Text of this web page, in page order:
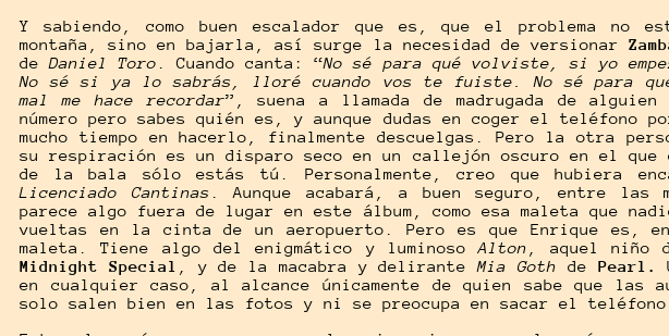
Y sabiendo, como buen escalador que es, que el problema no
montaña, sino en bajarla, así surge la necesidad de versionar
deDaniel Toro . Cuando canta: “No sé para qué volviste, si yo
No sé si ya lo sabrás, lloré cuando vos te fuiste. No sé para
mal me hace recordar”, suena a llamada de madrugada de alguien
número pero sabes quién es, y aunque dudas en coger el teléfono
mucho tiempo en hacerlo, finalmente descuelgas. Pero la otra
su respiración es un disparo seco en un callejón oscuro en el
de la bala sólo estás tú. Personalmente, creo que hubiera
Licenciado Cantinas
. Aunque acabará, a buen seguro, entre las
parece algo fuera de lugar en este álbum, como esa maleta que
vueltas en la cinta de un aeropuerto. Pero es que Enrique es,
maleta. Tiene algo del enigmático y luminosoAlton , aquel niño
Midnight Special
y de la macabra y deliranteMia Goth de Pearl.
en cualquier caso, al alcance únicamente de quien sabe que las
solo salen bien en las fotos y ni se preocupa en sacar el